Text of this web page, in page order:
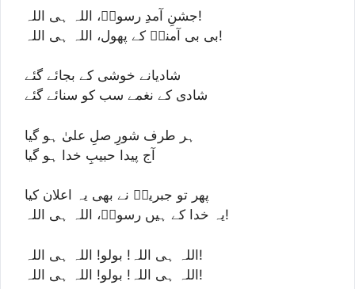
جشنِ آمدِ رسولؐ، اللہ ہی اللہ!
بی بی آمنہؑ کے پھول، اللہ ہی اللہ!
شادیانے خوشی کے بجائے گئے
شادی کے نغمے سب کو سنائے گئے
ہر طرف شورِ صلِ علیٰ ہو گیا
آج پیدا حبیبِ خدا ہو گیا
پھر تو جبریلؑ نے بھی یہ اعلان کیا
یہ خدا کے ہیں رسولؐ، اللہ ہی اللہ!
اللہ ہی اللہ! بولو! اللہ ہی اللہ!
اللہ ہی اللہ! بولو! اللہ ہی اللہ!